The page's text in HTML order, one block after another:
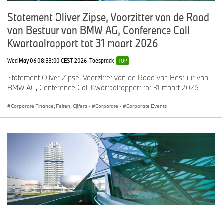
Statement Oliver Zipse, Voorzitter van de Raad
van Bestuur van BMW AG, Conference Call
Kwartaalrapport tot 31 maart 2026
Wed May 06 08:33:00 CEST 2026 Toespraak TOP
Statement Oliver Zipse, Voorzitter van de Raad van Bestuur van
BMW AG, Conference Call Kwartaalrapport tot 31 maart 2026
Corporate Finance, Feiten, Cijfers · Corporate · Corporate Events